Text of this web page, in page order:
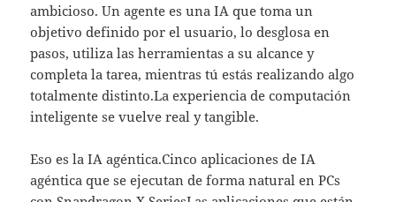
ambicioso. Un agente es una IA que toma un
objetivo definido por el usuario, lo desglosa en
pasos, utiliza las herramientas a su alcance y
completa la tarea, mientras tú estás realizando algo
totalmente distinto.La experiencia de computación
inteligente se vuelve real y tangible.
Eso es la IA agéntica.Cinco aplicaciones de IA
agéntica que se ejecutan de forma natural en PCs